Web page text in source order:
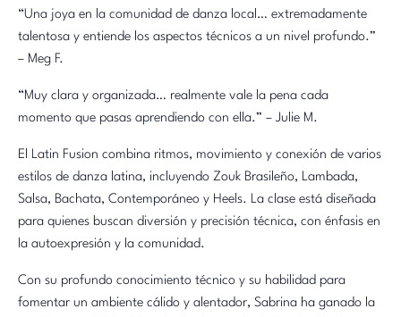
“Una joya en la comunidad de danza local… extremadamente
talentosa y entiende los aspectos técnicos a un nivel profundo.”
– Meg F.
“Muy clara y organizada… realmente vale la pena cada
momento que pasas aprendiendo con ella.” – Julie M.
El Latin Fusion combina ritmos, movimiento y conexión de varios
estilos de danza latina, incluyendo Zouk Brasileño, Lambada,
Salsa, Bachata, Contemporáneo y Heels. La clase está diseñada
para quienes buscan diversión y precisión técnica, con énfasis en
la autoexpresión y la comunidad.
Con su profundo conocimiento técnico y su habilidad para
fomentar un ambiente cálido y alentador, Sabrina ha ganado la